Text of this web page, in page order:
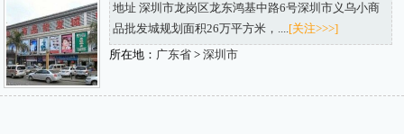
地址 深圳市龙岗区龙东鸿基中路6号深圳市义乌小商
品批发城规划面积26万平方米，.... [关注>>>]
所在地： 广东省> 深圳市